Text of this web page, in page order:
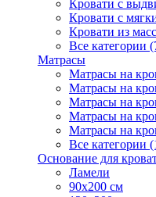
Кровати с
Кровати с
Кровати из
Все категории
Матрасы
Матрасы на
Матрасы на
Матрасы на
Матрасы на
Матрасы на
Все категории
Основание для
Ламели
90х200 см